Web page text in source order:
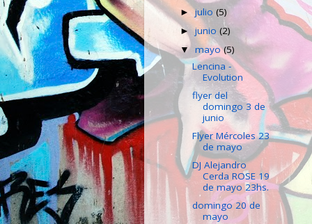
►julio(5)
►junio(2)
▼mayo(5)
Lencina -
Evolution
flyer del
domingo 3 de
junio
Flyer Mércoles 23
de mayo
DJ Alejandro
Cerda ROSE 19
de mayo 23hs.
domingo 20 de
mayo